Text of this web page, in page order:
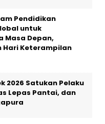
Pendidikan
untuk
Masa Depan,
Keterampilan
2026 Satukan Pelaku
Lepas Pantai, dan